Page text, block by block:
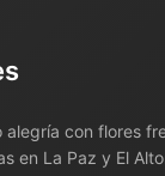
alegría con flores
en La Paz y El